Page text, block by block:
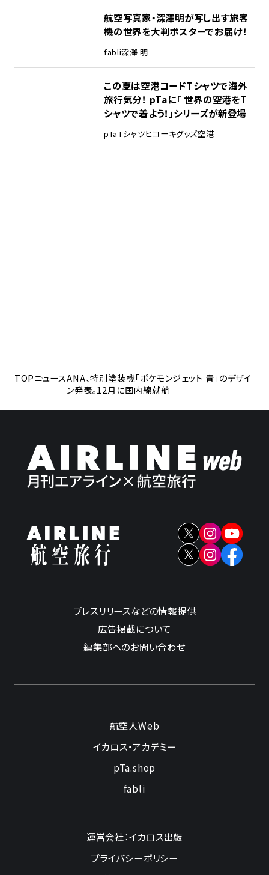
航空写真家・深澤明が写し出す旅客
機の世界を大判ポスターでお届け！
fabli深澤 明
この夏は空港コードTシャツで海外
旅行気分！ pTaに「 世界の空港をT
シャツで着よう！」シリーズが新登場
pTaTシャツヒコーキグッズ空港
TOPニュースANA、特別塗装機「ポケモンジェット 青」のデザイ
ン発表。12月に国内線就航
プレスリリースなどの情報提供
広告掲載について
編集部へのお問い合わせ
航空人Web
イカロス・アカデミー
pTa.shop
fabli
運営会社：イカロス出版
プライバシーポリシー